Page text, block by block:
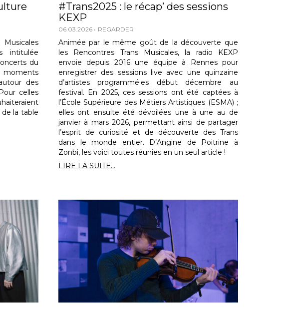
intitulée
du
des
celles
la table
#Trans2025 : le récap’ des sessions
KEXP
06.03.2026 REGARDER
Animée par le même goût de la découverte que
les Rencontres Trans Musicales, la radio KEXP
envoie depuis 2016 une équipe à Rennes pour
enregistrer des sessions live avec une quinzaine
d’artistes programmé·es début décembre au
festival. En 2025, ces sessions ont été captées à
l’École Supérieure des Métiers Artistiques (ESMA) ;
elles ont ensuite été dévoilées une à une au de
janvier à mars 2026, permettant ainsi de partager
l’esprit de curiosité et de découverte des Trans
dans le monde entier. D’Angine de Poitrine à
Zonbi, les voici toutes réunies en un seul article !
LIRE LA SUITE...